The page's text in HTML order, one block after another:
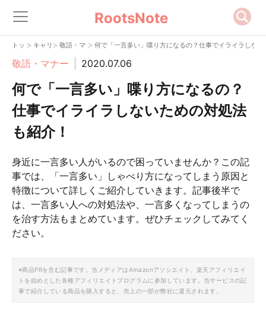
RootsNote
トップ
> キャリア
> 敬語・マナー
> 何で「一言多い」喋り方になるの？仕事でイライラしな
敬語・マナー 2020.07.06
何で「一言多い」喋り方になるの？
仕事でイライラしないための対処法
も紹介！
身近に一言多い人がいるので困っていませんか？この記
事では、「一言多い」しゃべり方になってしまう原因と
特徴について詳しくご紹介していきます。記事後半で
は、一言多い人への対処法や、一言多くなってしまうの
を治す方法もまとめています。ぜひチェックしてみてく
ださい。
※商品PRを含む記事です。当メディアはAmazonアソシエイト、楽天アフィリエイ
トを始めとした各種アフィリエイトプログラムに参加しています。当サービスの記
事で紹介している商品を購入すると、売上の一部が弊社に還元されます。